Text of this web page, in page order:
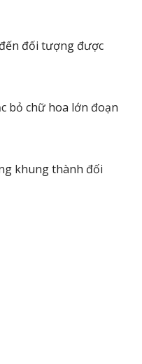
đối tượng được
bỏ chữ hoa lớn đoạn
khung thành đối